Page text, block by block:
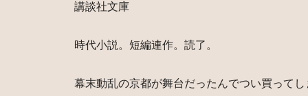
講談社文庫
時代小説。短編連作。読了。
幕末動乱の京都が舞台だったんでつい買って